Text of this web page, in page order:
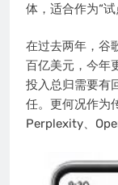
体，适合作为“试
在过去两年，谷
百亿美元，今年
投入总归需要有
任。更何况作为
Perplexity、